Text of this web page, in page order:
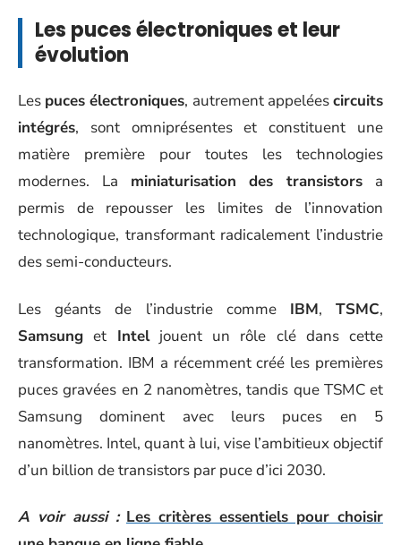
Les puces électroniques et leur
évolution
Les puces électroniques, autrement appeléescircuits
intégrés, sont omniprésentes et constituent une
matière première pour toutes les technologies
modernes. La miniaturisation des transistors a
permis de repousser les limites de l’innovation
technologique, transformant radicalement l’industrie
des semi-conducteurs.
Les géants de l’industrie comme IBM,TSMC,
Samsung et Inteljouent un rôle clé dans cette
transformation. IBM a récemment créé les premières
puces gravées en 2 nanomètres, tandis que TSMC et
Samsung dominent avec leurs puces en 5
nanomètres. Intel, quant à lui, vise l’ambitieux objectif
d’un billion de transistors par puce d’ici 2030.
A voir aussi : Les critères essentiels pour choisir